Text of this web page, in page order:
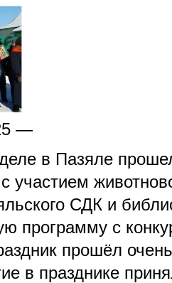
—
в Пазяле
участием
СДК и
программу с
прошёл
в празднике